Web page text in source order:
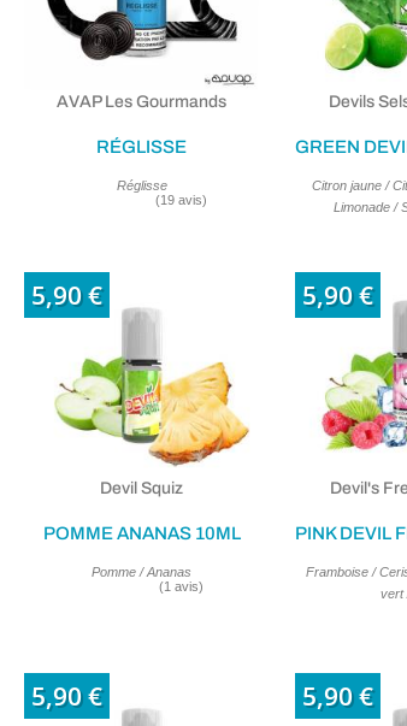
(6 avis)
AVAP Les Gourmands
RÉGLISSE
Réglisse
Devils
Citron jaune /
Limonade /
5,90 €
Devil Squiz
POMME ANANAS 10ML
Pomme / Ananas
5,90 €
Devil's
Framboise /
vert
5,90 € 5,90 €